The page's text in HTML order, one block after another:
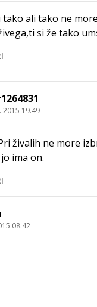
tako ali tako ne
si že tako
2015 19.49
živalih ne more
ima on.
08.42